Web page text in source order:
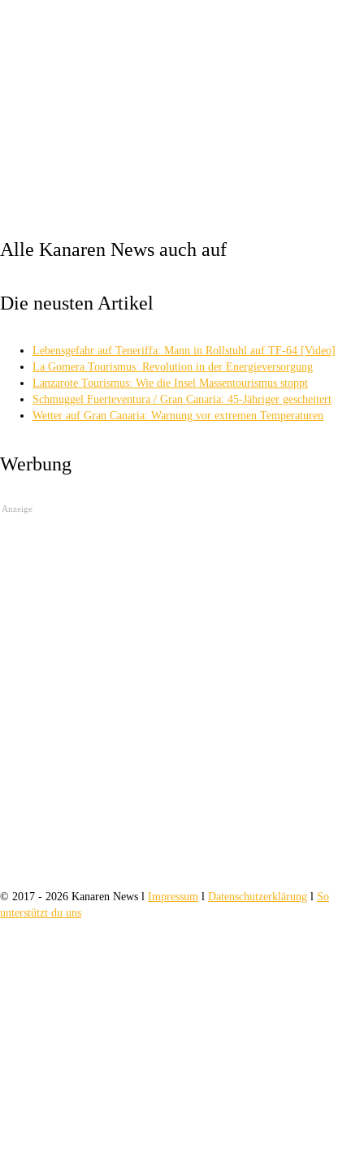
Alle Kanaren News auch auf
Die neusten Artikel
Lebensgefahr auf Teneriffa: Mann in Rollstuhl auf TF-64 [Video]
La Gomera Tourismus: Revolution in der Energieversorgung
Lanzarote Tourismus: Wie die Insel Massentourismus stoppt
Schmuggel Fuerteventura / Gran Canaria: 45-Jähriger gescheitert
Wetter auf Gran Canaria: Warnung vor extremen Temperaturen
Werbung
Anzeige
© 2017 - 2026 Kanaren News l Impressum l Datenschutzerklärung l So
unterstützt du uns